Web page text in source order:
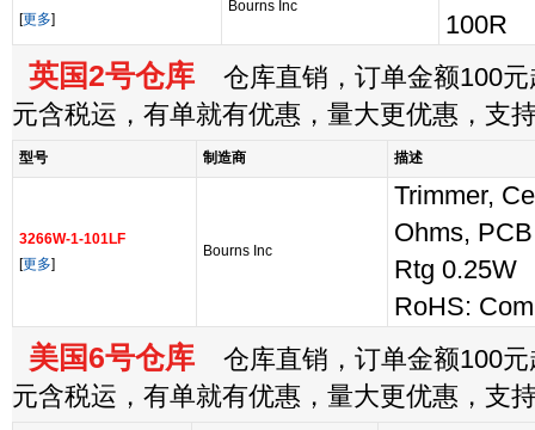
[更多]
Bourns Inc
100R
英国2号仓库 仓库直销，订单金额100元
元含税运，有单就有优惠，量大更优惠，支
型号 制造商 描述
3266W-1-101LF
[更多]
Bourns Inc
Trimmer,
Ohms,
Rtg 0.25W
RoHS:
美国6号仓库 仓库直销，订单金额100元
元含税运，有单就有优惠，量大更优惠，支